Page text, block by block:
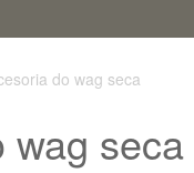
do wag seca
wag seca